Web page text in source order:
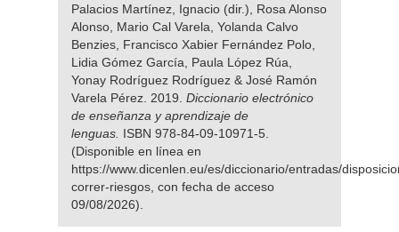
Palacios Martínez, Ignacio (dir.), Rosa Alonso
Alonso, Mario Cal Varela, Yolanda Calvo
Benzies, Francisco Xabier Fernández Polo,
Lidia Gómez García, Paula López Rúa,
Yonay Rodríguez Rodríguez & José Ramón
Varela Pérez. 2019. Diccionario electrónico
de enseñanza y aprendizaje de
lenguas. ISBN 978-84-09-10971-5.
(Disponible en línea en
https://www.dicenlen.eu/es/diccionario/entradas/
correr-riesgos, con fecha de acceso
09/08/2026).